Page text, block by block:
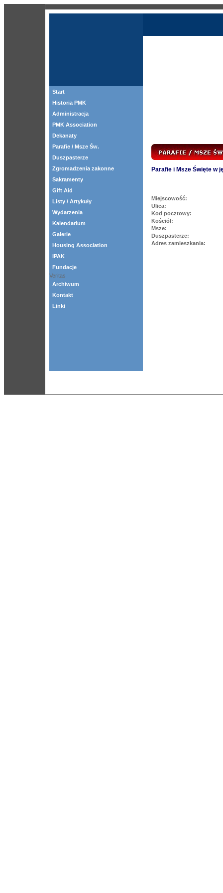
Start
Historia PMK
Administracja
PMK Association
Dekanaty
Parafie / Msze Św.
Duszpasterze
Zgromadzenia zakonne
Sakramenty
Gift Aid
Listy / Artykuły
Wydarzenia
Kalendarium
Galerie
Housing Association
IPAK
Fundacje
Veritas
Archiwum
Kontakt
Linki
Parafie i Msze Święte w
Miejscowość:
Ulica:
Kod pocztowy:
Kościół:
Msze:
Duszpasterze:
Adres zamieszkania: